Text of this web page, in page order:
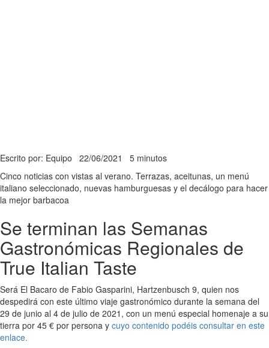
Escrito por: Equipo 22/06/2021 5 minutos
Cinco noticias con vistas al verano. Terrazas, aceitunas, un menú
italiano seleccionado, nuevas hamburguesas y el decálogo para hacer
la mejor barbacoa
Se terminan las Semanas
Gastronómicas Regionales de
True Italian Taste
Será El Bacaro de Fabio Gasparini, Hartzenbusch 9, quien nos
despedirá con este último viaje gastronómico durante la semana del
29 de junio al 4 de julio de 2021, con un menú especial homenaje a su
tierra por 45 € por persona y cuyo contenido podéis consultar en este
enlace.